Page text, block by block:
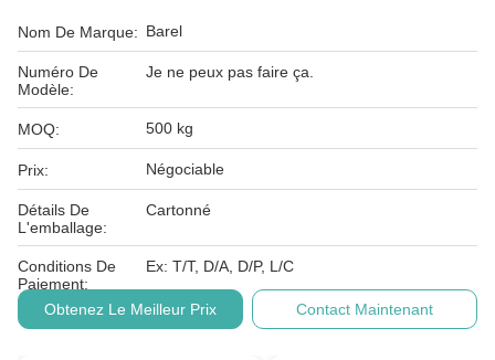
Nom De Marque: Barel
Numéro De
Modèle:
Je ne peux pas faire ça.
MOQ: 500 kg
Prix: Négociable
Détails De
L'emballage:
Cartonné
Conditions De
Paiement:
Ex: T/T, D/A, D/P, L/C
Obtenez Le Meilleur Prix Contact Maintenant